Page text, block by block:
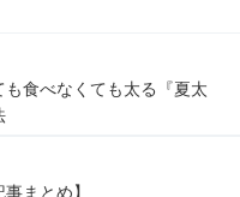
も食べなくても太る『夏太
まとめ】